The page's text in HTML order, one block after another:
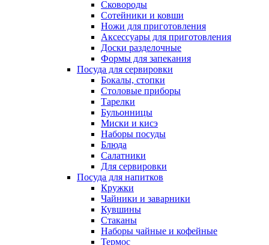
Сковороды
Сотейники и ковши
Ножи для приготовления
Аксессуары для приготовления
Доски разделочные
Формы для запекания
Посуда для сервировки
Бокалы, стопки
Столовые приборы
Тарелки
Бульонницы
Миски и кисэ
Наборы посуды
Блюда
Салатники
Для сервировки
Посуда для напитков
Кружки
Чайники и заварники
Кувшины
Стаканы
Наборы чайные и кофейные
Термос